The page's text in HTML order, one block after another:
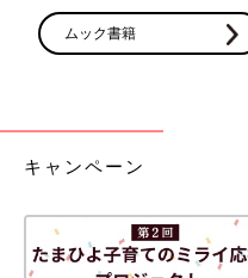
ムック書籍
キャンペーン